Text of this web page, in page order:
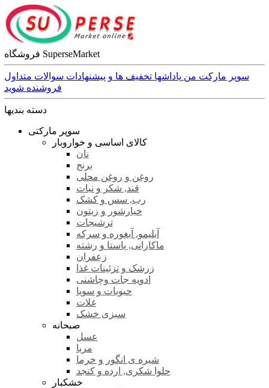
فروشگاه SuperseMarket
سوپر مارکت من پاداشها تخفیف ها و پیشنهادات سوالات متداول
فروشنده شوید
دسته بندیها
سوپر مارکتی
کالای اساسی و خواروبار
نان
برنج
روغن و روغن محلی
قند, شکر و نبات
رب, سس و کشک
خیارشور و زیتون
ترشیجات
آبلیمو, آبغوره و سرکه
ماکارانی, پاستا و رشته
زعفران
زرشک و تزئینات غذا
ادویه جات وچاشنی
حبوبات و سویا
غلات
سبزی خشک
صبحانه
عسل
مربا
شیره ی انگور و خرما
حلوا شکری, ارده و کنجد
خشکبار